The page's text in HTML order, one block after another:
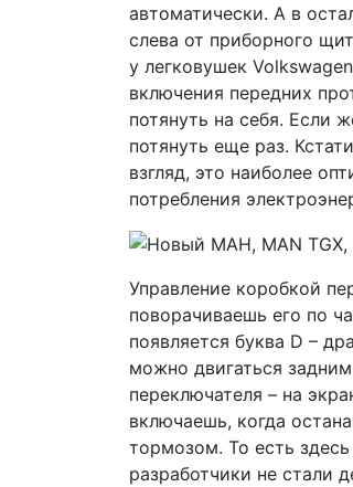
автоматически. А в
слева от приборного
у легковушек
включения передних
потянуть на себя. Если
потянуть еще раз.
взгляд, это наиболее
потребления
Управление коробкой
поворачиваешь его по
появляется буква D –
можно двигаться
переключателя – на
включаешь, когда
тормозом. То есть
разработчики не стали